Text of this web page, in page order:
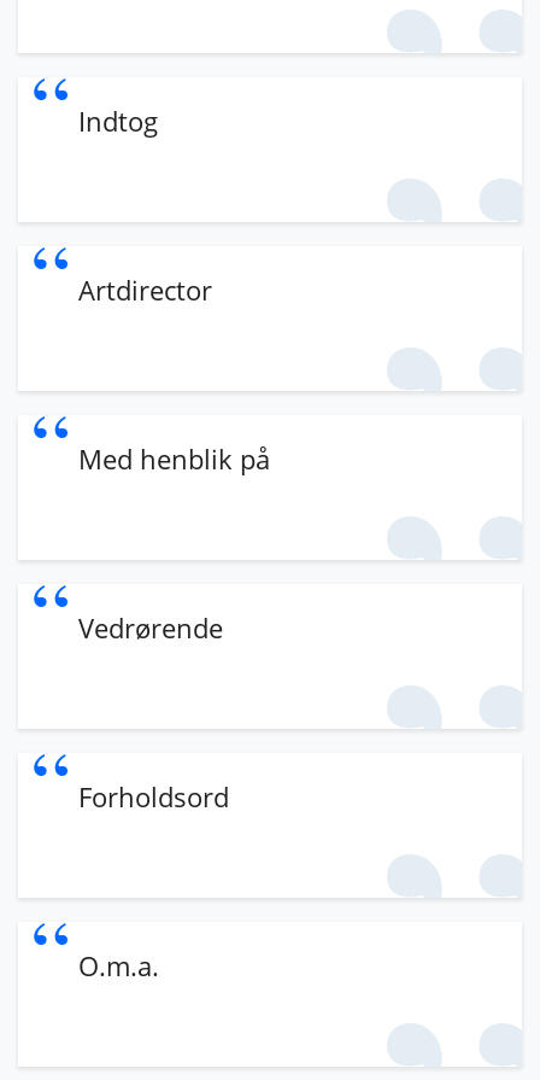
Indtog
Artdirector
Med henblik på
Vedrørende
Forholdsord
O.m.a.